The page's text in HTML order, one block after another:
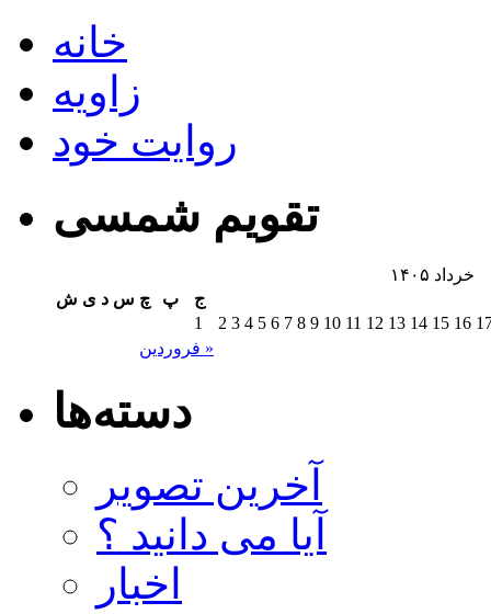
خانه
زاویه
روایت خود
تقویم شمسی
خرداد ۱۴۰۵
ش ی د س چ پ ج
فروردین »
1 2 3 4 5 6 7 8 9 10 11 12 13 14 15 16
دسته‌ها
آخرین تصویر
آیا می دانید ؟
اخبار